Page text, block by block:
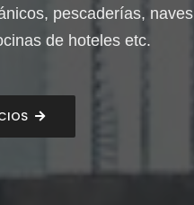
pescaderías, naves
de hoteles etc.